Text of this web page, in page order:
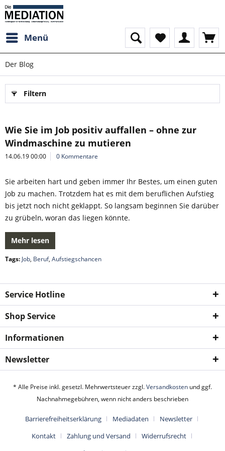
Menü
Der Blog
Filtern
Wie Sie im Job positiv auffallen – ohne zur
Windmaschine zu mutieren
14.06.19 00:00 0 Kommentare
Sie arbeiten hart und geben immer Ihr Bestes, um einen guten
Job zu machen. Trotzdem hat es mit dem beruflichen Aufstieg
bis jetzt noch nicht geklappt. So langsam beginnen Sie darüber
zu grübeln, woran das liegen könnte.
Mehr lesen
Tags: Job, Beruf, Aufstiegschancen
Service Hotline
Shop Service
Informationen
Newsletter
* Alle Preise inkl. gesetzl. Mehrwertsteuer zzgl.Versandkosten und ggf.
Nachnahmegebühren, wenn nicht anders beschrieben
Barrierefreiheitserklärung Mediadaten
Newsletter
Kontakt
Zahlung und Versand
Widerrufsrecht